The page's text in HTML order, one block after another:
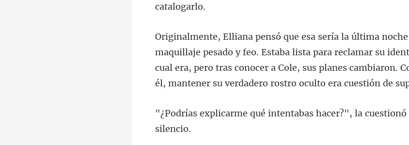
. Estaba lista para reclamar su
cual era, pero tras conocer a Cole, sus plane
ntabas hacer?", la cuestionó